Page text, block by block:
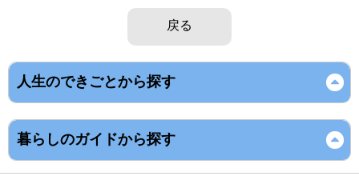
戻る
人生のできごとから探す
暮らしのガイドから探す